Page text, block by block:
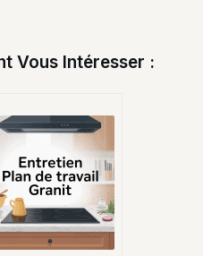
Vous Intéresser :